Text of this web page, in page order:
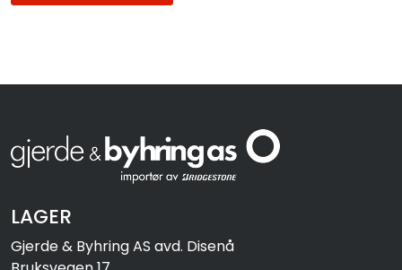
LAGER
Gjerde & Byhring AS avd. Disenå